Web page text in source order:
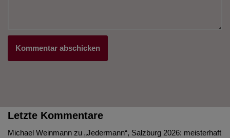
Letzte Kommentare
Michael Weinmann zu „Jedermann“, Salzburg 2026: meisterhaft